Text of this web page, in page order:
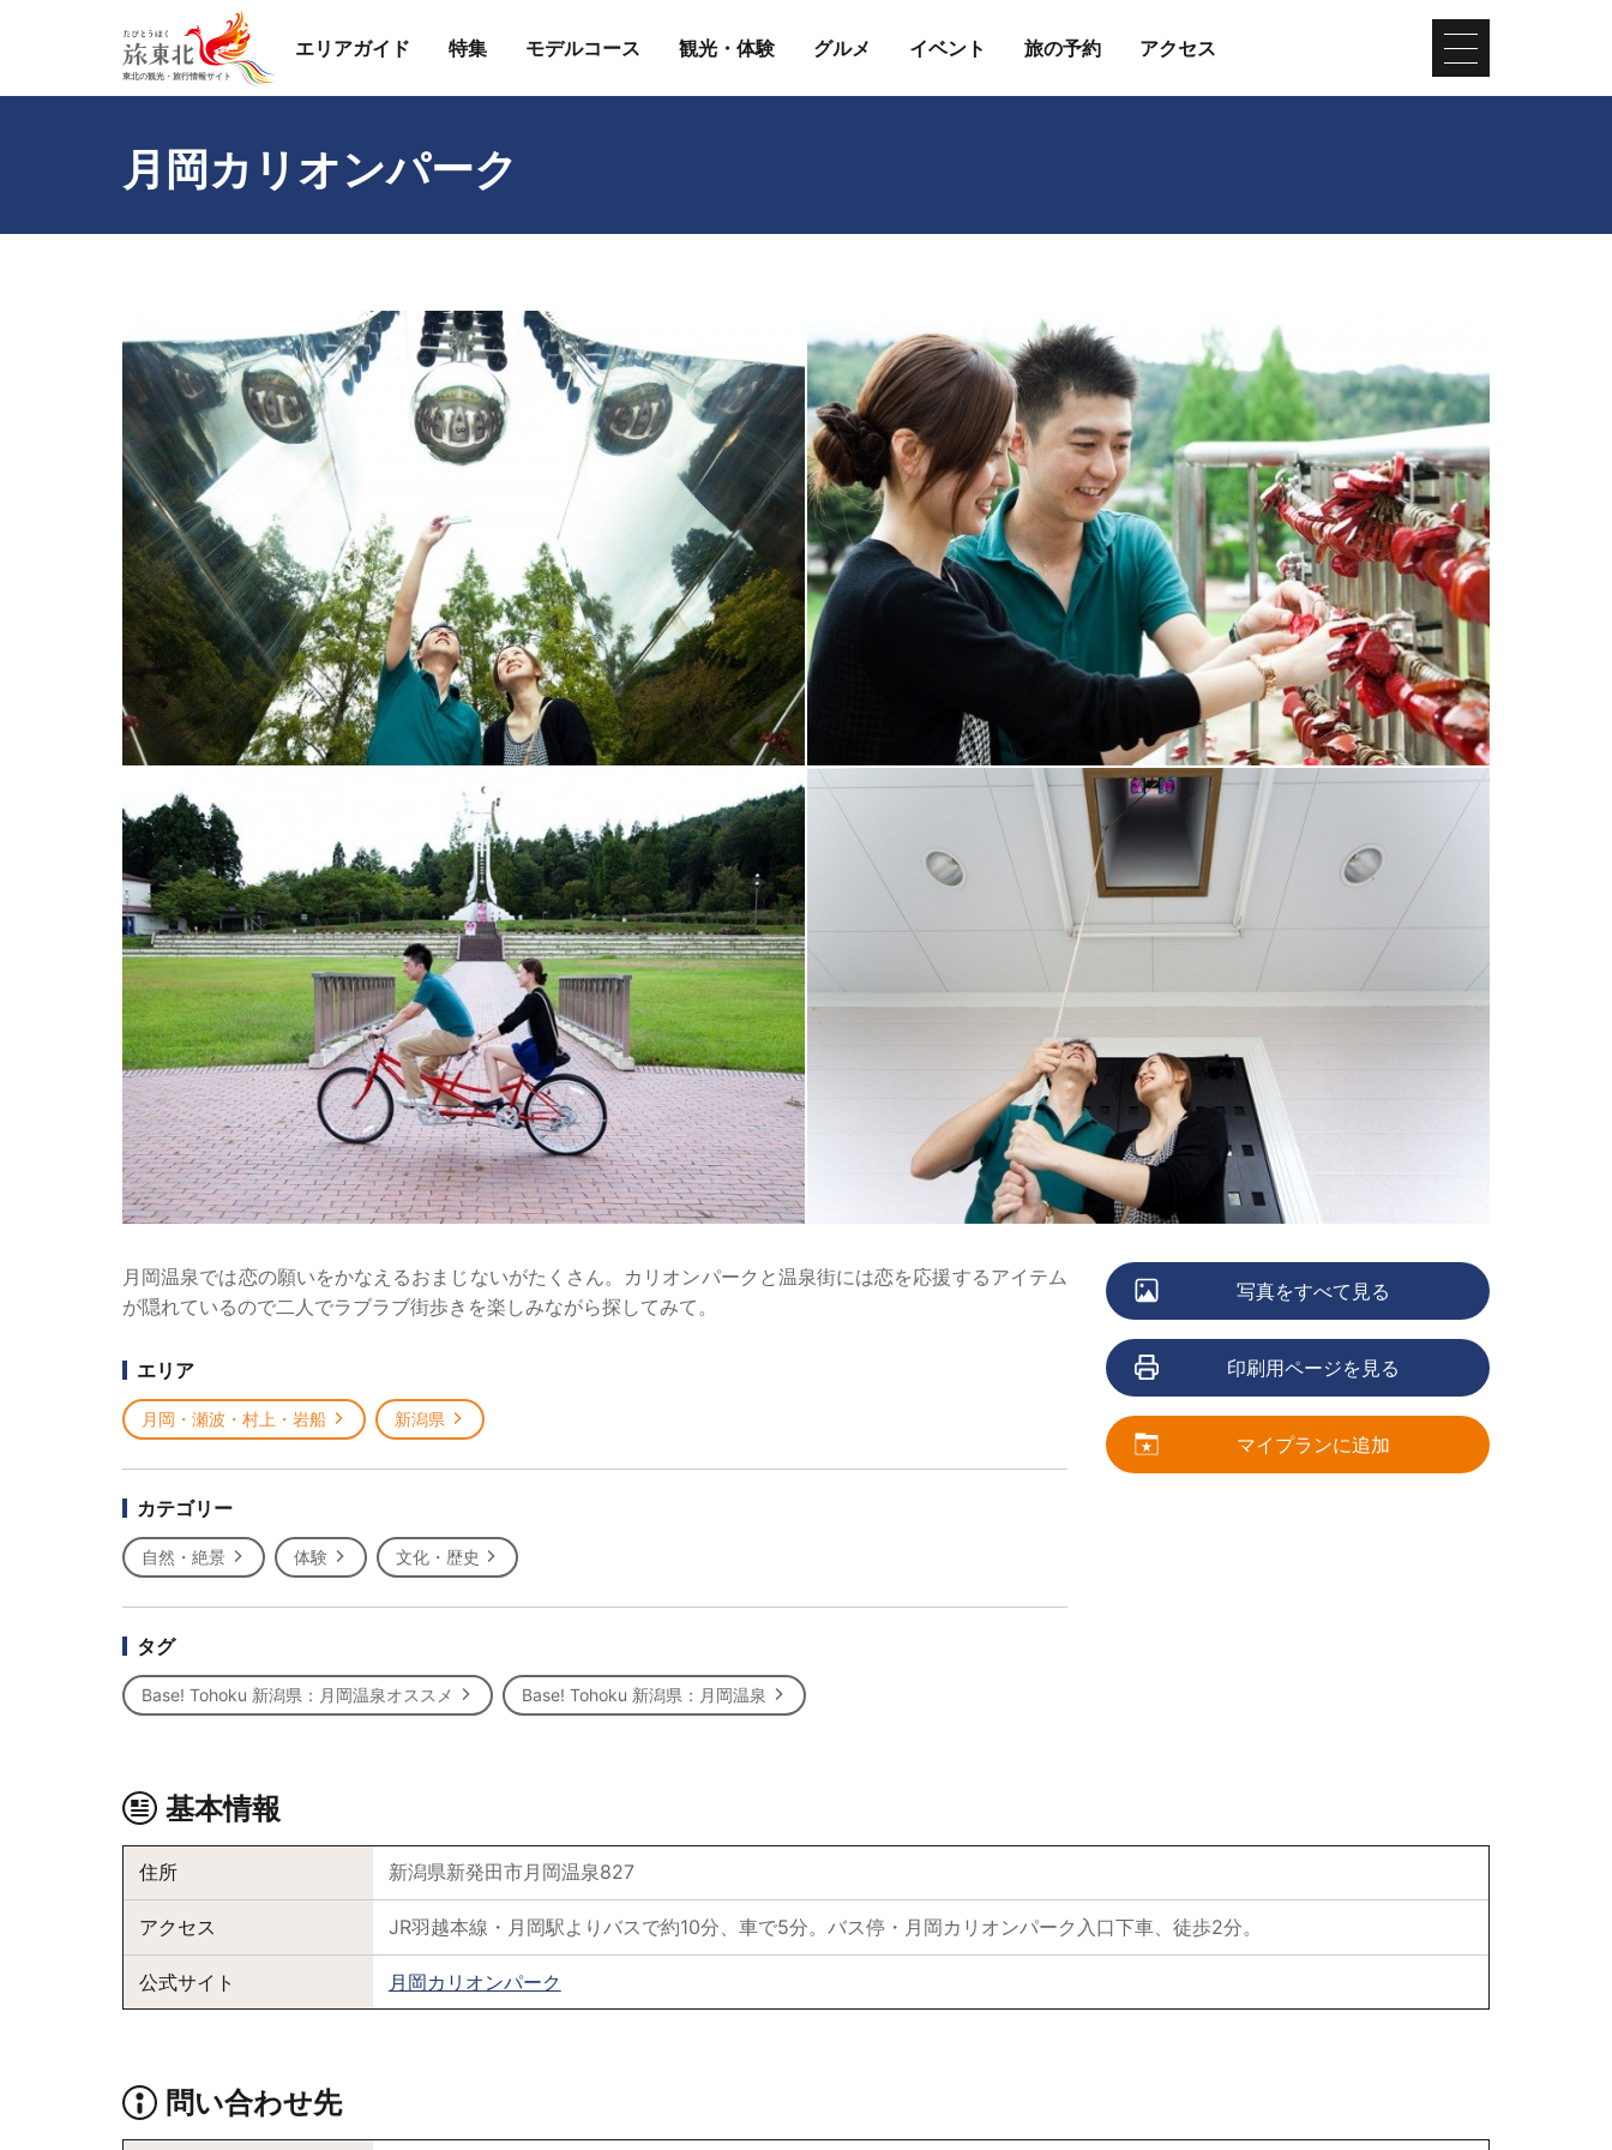
エリアガイド 特集 モデルコース 観光・体験 グルメ イベント 旅の予約 アクセス
月岡カリオンパーク
月岡温泉では恋の願いをかなえるおまじないがたくさん。カリオンパークと温泉街には恋を応援するアイテム
が隠れているので二人でラブラブ街歩きを楽しみながら探してみて。
エリア
月岡・瀬波・村上・岩船 新潟県
カテゴリー
自然・絶景 体験 文化・歴史
タグ
Base! Tohoku 新潟県：月岡温泉オススメ Base! Tohoku 新潟県：月岡温泉
写真をすべて見る
印刷用ページを見る
マイプランに追加
基本情報
住所 新潟県新発田市月岡温泉827
アクセス JR羽越本線・月岡駅よりバスで約10分、車で5分。バス停・月岡カリオンパーク入口下車、徒歩2分。
公式サイト 月岡カリオンパーク
問い合わせ先